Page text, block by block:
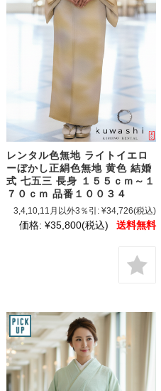
レンタル色無地 ライトイエロ
ーぼかし正絹色無地 黄色 結婚
式 七五三 長身 １５５ｃｍ～１
７０ｃｍ 品番１００３４
3,4,10,11月以外3％引: ¥34,726(税込)
価格: ¥35,800(税込) 送料無料